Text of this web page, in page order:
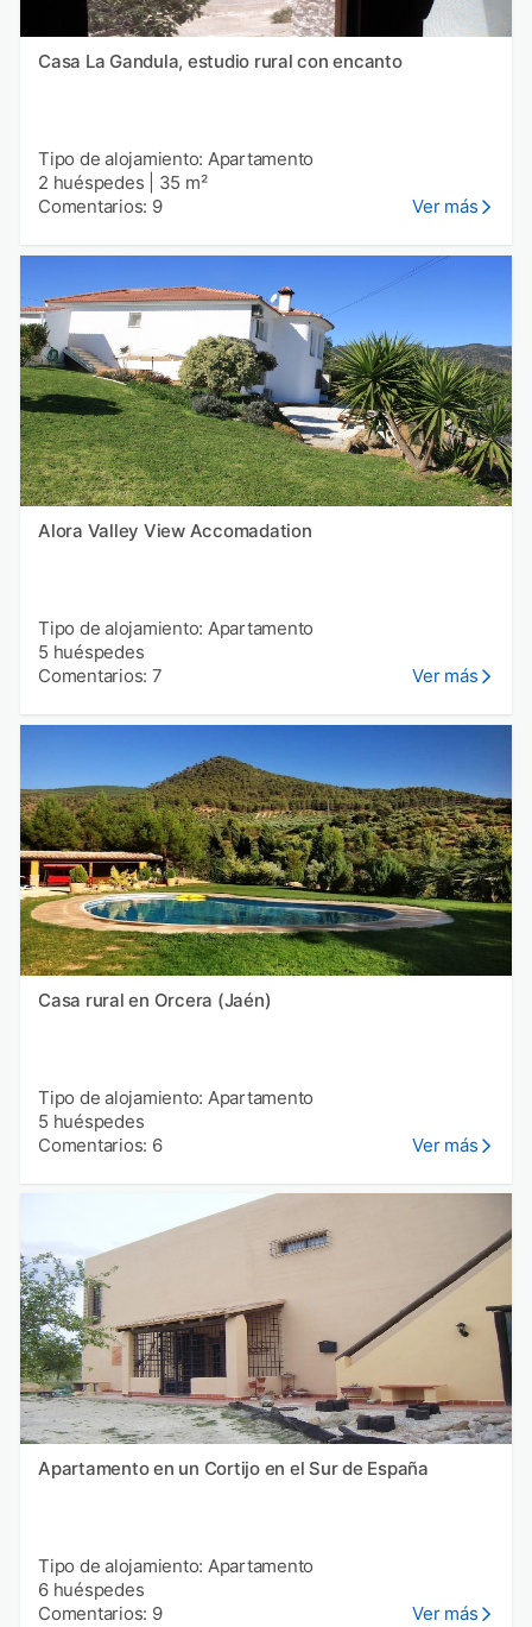
Casa La Gandula, estudio rural con encanto
Tipo de alojamiento: Apartamento
2 huéspedes
35 m²
Comentarios: 9
Ver más
Alora Valley View Accomadation
Tipo de alojamiento: Apartamento
5 huéspedes
Comentarios: 7
Ver más
Casa rural en Orcera (Jaén)
Tipo de alojamiento: Apartamento
5 huéspedes
Comentarios: 6
Ver más
Apartamento en un Cortijo en el Sur de España
Tipo de alojamiento: Apartamento
6 huéspedes
Comentarios: 9
Ver más